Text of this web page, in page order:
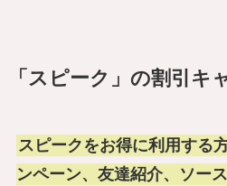
「スピーク」の割引キ
スピークをお得に利用する
ンペーン、友達紹介、ソー